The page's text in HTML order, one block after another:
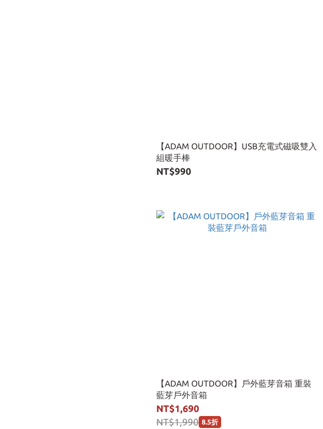
【ADAM OUTDOOR】USB充電式磁吸雙入
組暖手棒
NT$990
【ADAM OUTDOOR】戶外藍芽音箱 重裝
藍芽戶外音箱
NT$1,690
NT$1,990 8.5折